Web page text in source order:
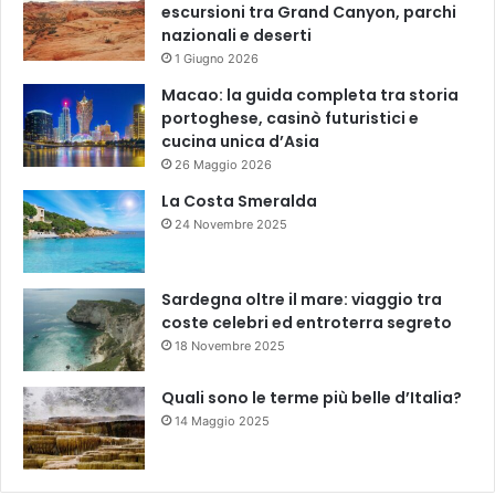
escursioni tra Grand Canyon, parchi
nazionali e deserti
1 Giugno 2026
Macao: la guida completa tra storia
portoghese, casinò futuristici e
cucina unica d’Asia
26 Maggio 2026
La Costa Smeralda
24 Novembre 2025
Sardegna oltre il mare: viaggio tra
coste celebri ed entroterra segreto
18 Novembre 2025
Quali sono le terme più belle d’Italia?
14 Maggio 2025